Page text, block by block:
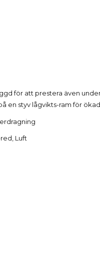
för att prestera även
en styv lågvikts-ram för
Luft